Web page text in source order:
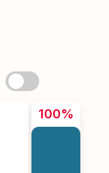
100%